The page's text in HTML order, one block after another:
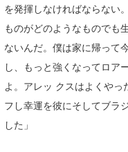
を発揮しなければならない
ものがどのようなものでも
ないんだ。僕は家に帰って
し、もっと強くなってロア
よ。アレッ クスはよくやっ
フし幸運を彼にそしてブラ
した」